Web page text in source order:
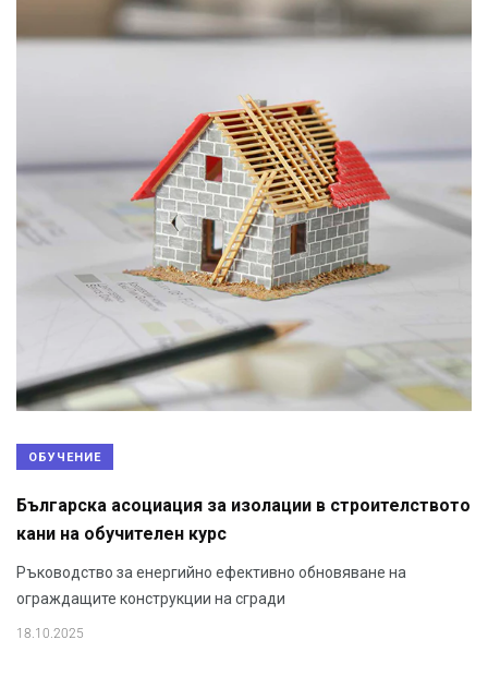
ОБУЧЕНИЕ
Българска асоциация за изолации в строителството
кани на обучителен курс
Ръководство за енергийно ефективно обновяване на
ограждащите конструкции на сгради
18.10.2025